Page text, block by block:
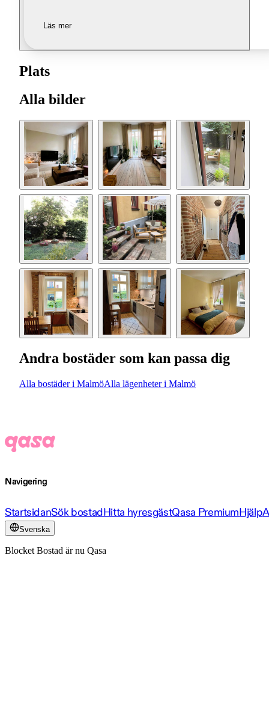
Läs mer
Plats
Alla bilder
Andra bostäder som kan passa dig
Alla bostäder i MalmöAlla lägenheter i Malmö
Navigering
StartsidanSök bostadHitta hyresgästQasa PremiumHjälp
Svenska
Blocket Bostad är nu Qasa